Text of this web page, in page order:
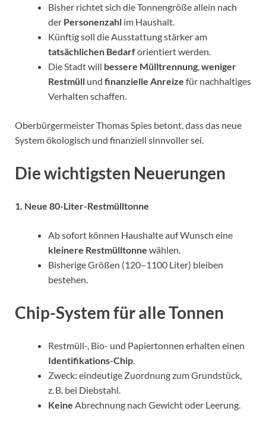
Bisher richtet sich die Tonnengröße allein nach
der Personenzahl im Haushalt.
Künftig soll die Ausstattung stärker am
tatsächlichen Bedarforientiert werden.
Die Stadt will bessere Mülltrennung weniger
Restmüll und finanzielle Anreize für nachhaltiges
Verhalten schaffen.
Oberbürgermeister Thomas Spies betont, dass das neue
System ökologisch und finanziell sinnvoller sei.
Die wichtigsten Neuerungen
1. Neue 80-Liter-Restmülltonne
Ab sofort können Haushalte auf Wunsch eine
kleinere Restmülltonne wählen.
Bisherige Größen (120–1100 Liter) bleiben
bestehen.
Chip-System für alle Tonnen
Restmüll-, Bio- und Papiertonnen erhalten einen
Identifikations-Chip.
Zweck: eindeutige Zuordnung zum Grundstück,
z. B. bei Diebstahl.
Keine Abrechnung nach Gewicht oder Leerung.